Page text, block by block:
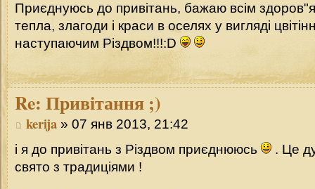
Приєднуюсь до привітань, бажаю всім
тепла, злагоди і краси в оселях у вигляді
наступаючим Різдвом!!!:D
Re: Привітання ;)
kerija » 07 янв 2013, 21:42
і я до привітань з Різдвом приєднююсь
. Це
свято з традиціями !